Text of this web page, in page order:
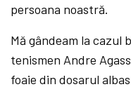
persoana noastră.
Mă gândeam la cazul
tenismen Andre
foaie din dosarul